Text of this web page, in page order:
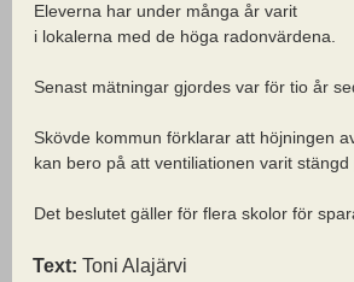
Eleverna har under många år varit
i lokalerna med de höga radonvärdena.
Senast mätningar gjordes var för tio år
Skövde kommun förklarar att höjningen
kan bero på att ventiliationen varit stängd
Det beslutet gäller för flera skolor för
Text: Toni Alajärvi